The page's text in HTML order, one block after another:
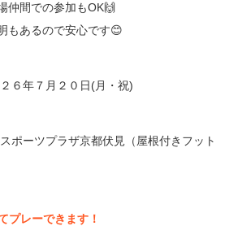
仲間での参加もOK🙌
もあるので安心です😊
６年７月２０日(月・祝)
ポーツプラザ京都伏見（屋根付きフット
プレーできます！